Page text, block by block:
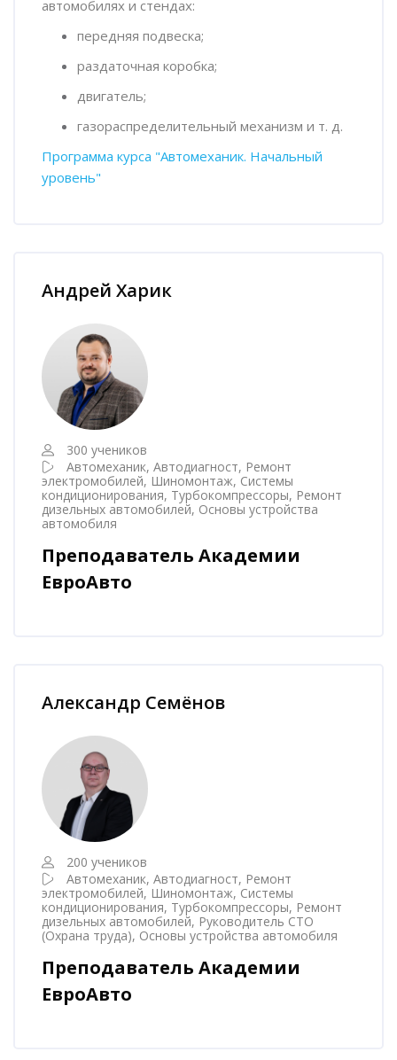
автомобилях и стендах:
передняя подвеска;
раздаточная коробка;
двигатель;
газораспределительный механизм и т. д.
Программа курса "Автомеханик. Начальный
уровень"
Андрей Харик
300 учеников
Автомеханик, Автодиагност, Ремонт
электромобилей, Шиномонтаж, Системы
кондиционирования, Турбокомпрессоры, Ремонт
дизельных автомобилей, Основы устройства
автомобиля
Преподаватель Академии
ЕвроАвто
Александр Семёнов
200 учеников
Автомеханик, Автодиагност, Ремонт
электромобилей, Шиномонтаж, Системы
кондиционирования, Турбокомпрессоры, Ремонт
дизельных автомобилей, Руководитель СТО
(Охрана труда), Основы устройства автомобиля
Преподаватель Академии
ЕвроАвто